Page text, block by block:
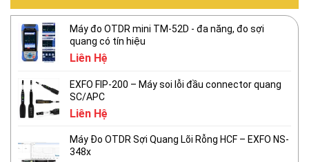
Máy đo OTDR mini TM-52D - đa năng, đo sợi
quang có tín hiệu
Liên Hệ
EXFO FIP-200 – Máy soi lỗi đầu connector quang
SC/APC
Liên Hệ
Máy Đo OTDR Sợi Quang Lõi Rỗng HCF – EXFO NS-
348x